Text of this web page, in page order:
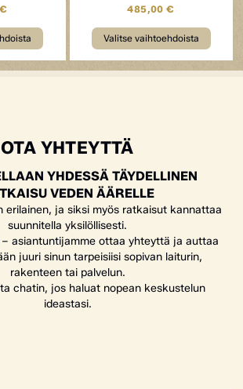
€
485,00€
Valitse vaihtoehdoista
OTA YHTEYTTÄ
YHDESSÄ TÄYDELLINEN
VEDEN ÄÄRELLE
erilainen, ja siksi myös ratkaisut kannattaa
suunnitella yksilöllisesti.
asiantuntijamme ottaa yhteyttä ja auttaa
juuri sinun tarpeisiisi sopivan laiturin,
rakenteen tai palvelun.
chatin, jos haluat nopean keskustelun
ideastasi.